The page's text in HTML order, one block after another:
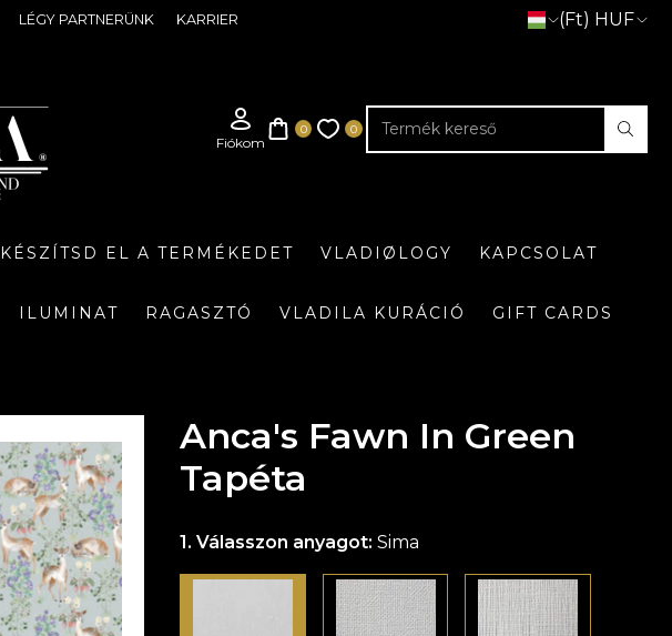
LÉGY PARTNERÜNK KARRIER (Ft) HUF
KÉSZÍTSD EL A TERMÉKEDET VLADIØLOGY KAPCSOLAT
ILUMINAT RAGASZTÓ VLADILA KURÁCIÓ GIFT CARDS
Anca's Fawn In Green
Tapéta
Válasszon anyagot:Sima